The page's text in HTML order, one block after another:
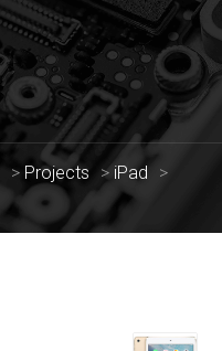
> Projects > iPad
>